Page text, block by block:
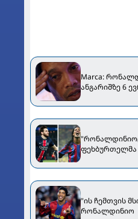
Marca:
ანგარიშზე 6
ფეხბურთელმა
"ის ჩემთვის
რონალდინიო